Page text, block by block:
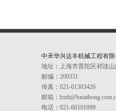
中禾华兴达丰机械工程有
地址：上海市普陀区祁连山
邮编：200331
传真：021-61303426
邮箱：
电话：021-66101099